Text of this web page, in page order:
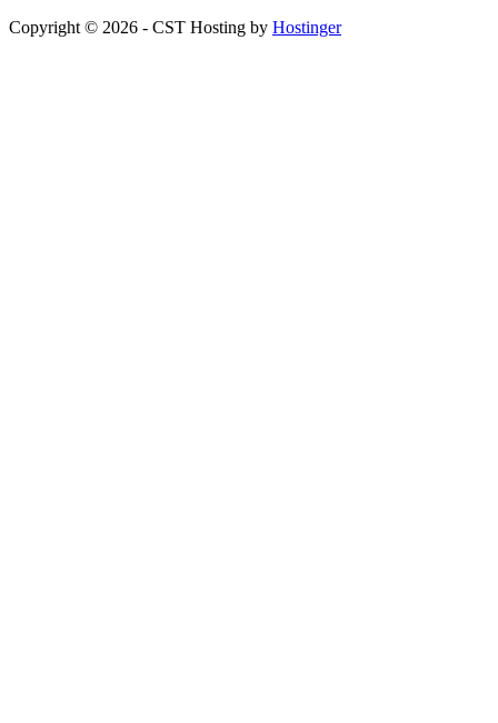
Copyright © 2026 - CST Hosting by Hostinger